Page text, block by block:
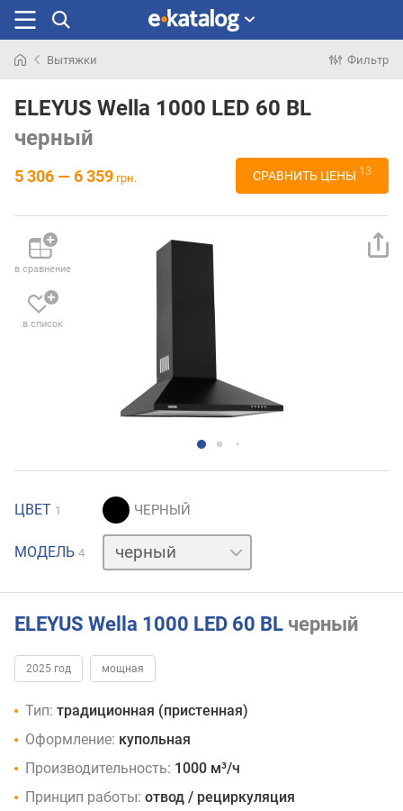
раньше
Вытяжки Фильтр
ELEYUS Wella 1000 LED 60 BL
черный
5 306 — 6 359 грн. СРАВНИТЬ ЦЕНЫ 13
в сравнение
в список
ЦВЕТ 1
МОДЕЛЬ 4
бежевый
белый
ELEYUS Wella 1000 LED 60 BL черный
2025 год мощная
Тип: традиционная (пристенная)
Оформление: купольная
Производительность: 1000 м³/ч
Принцип работы: отвод / рециркуляция